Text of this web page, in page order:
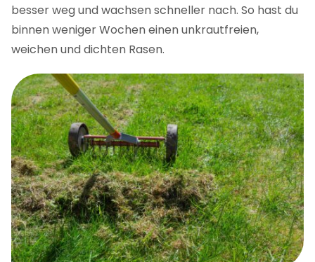
besser weg und wachsen schneller nach. So hast du
binnen weniger Wochen einen unkrautfreien,
weichen und dichten Rasen.